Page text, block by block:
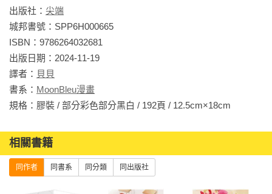
出版社： 尖端
城邦書號：SPP6H000665
ISBN：9786264032681
出版日期：2024-11-19
譯者： 貝貝
書系： MoonBleu漫畫
相關書籍
同作者 同書系 同分類 同出版社